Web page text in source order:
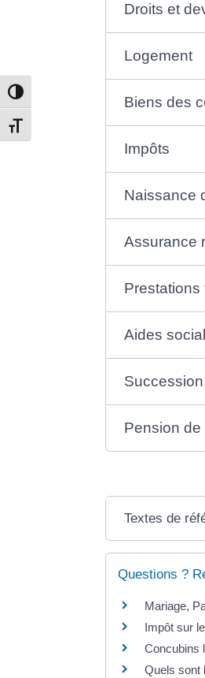
Passer en contraste élevé
Changer la taille de la police
Droits et
Logement
Biens des
Impôts
Naissance
Assurance
Prestations
Aides
Succession
Pension de
Textes de
Questions ?
Mariage,
Impôt sur
Concubins
Quels sont